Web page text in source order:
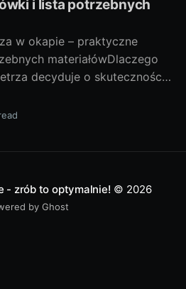
i lista potrzebnych
w okapie – praktyczne
materiałówDlaczego
decyduje o skuteczności
tak dobry, jak dopływ
Gdy
- zrób to optymalnie! © 2026
by Ghost